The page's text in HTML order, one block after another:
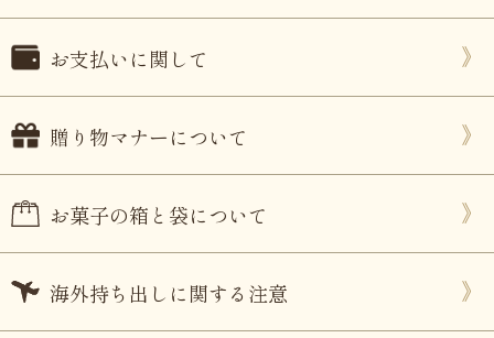
お支払いに関して
贈り物マナーについて
お菓子の箱と袋について
海外持ち出しに関する注意